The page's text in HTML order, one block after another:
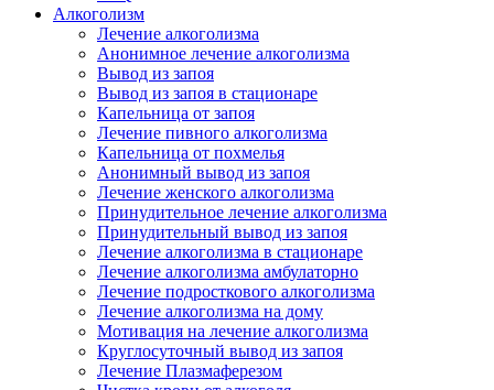
Алкоголизм
Лечение алкоголизма
Анонимное лечение алкоголизма
Вывод из запоя
Вывод из запоя в стационаре
Капельница от запоя
Лечение пивного алкоголизма
Капельница от похмелья
Анонимный вывод из запоя
Лечение женского алкоголизма
Принудительное лечение алкоголизма
Принудительный вывод из запоя
Лечение алкоголизма в стационаре
Лечение алкоголизма амбулаторно
Лечение подросткового алкоголизма
Лечение алкоголизма на дому
Мотивация на лечение алкоголизма
Круглосуточный вывод из запоя
Лечение Плазмаферезом